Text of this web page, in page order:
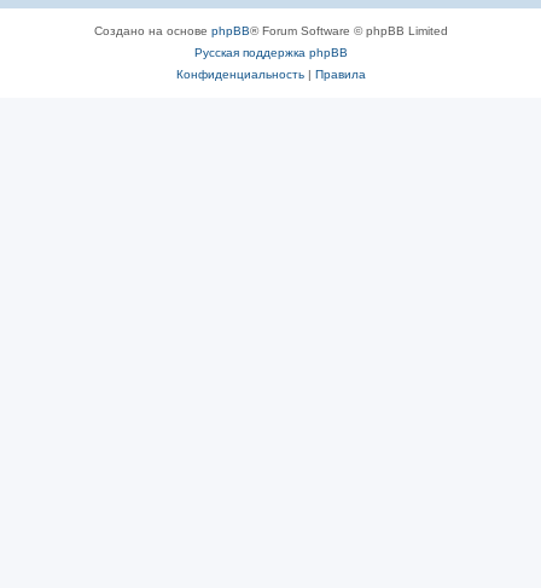
Создано на основе phpBB® Forum Software © phpBB Limited
Русская поддержка phpBB
Конфиденциальность| Правила